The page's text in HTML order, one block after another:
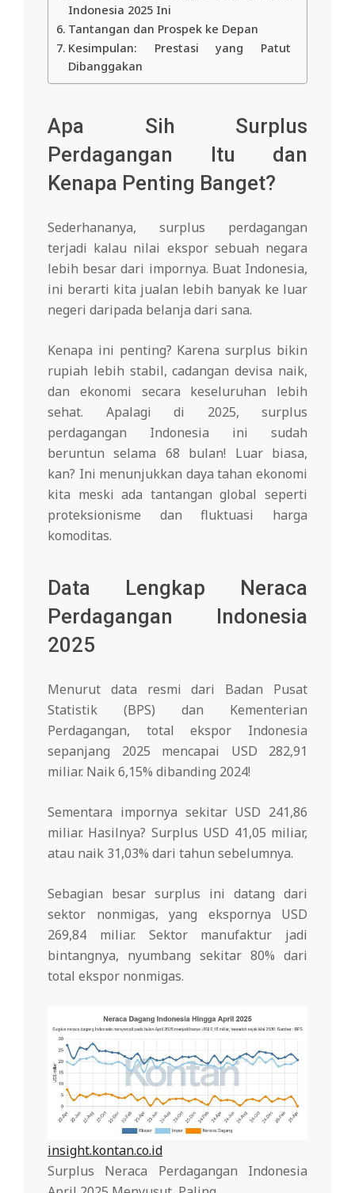
Indonesia 2025 Ini
Tantangan dan Prospek ke Depan
Kesimpulan: Prestasi yang Patut
Dibanggakan
Apa Sih Surplus
Perdagangan Itu dan
Kenapa Penting Banget?
Sederhananya, surplus perdagangan
terjadi kalau nilai ekspor sebuah negara
lebih besar dari impornya. Buat Indonesia,
ini berarti kita jualan lebih banyak ke luar
negeri daripada belanja dari sana.
Kenapa ini penting? Karena surplus bikin
rupiah lebih stabil, cadangan devisa naik,
dan ekonomi secara keseluruhan lebih
sehat. Apalagi di 2025, surplus
perdagangan Indonesia ini sudah
beruntun selama 68 bulan! Luar biasa,
kan? Ini menunjukkan daya tahan ekonomi
kita meski ada tantangan global seperti
proteksionisme dan fluktuasi harga
komoditas.
Data Lengkap Neraca
Perdagangan Indonesia
2025
Menurut data resmi dari Badan Pusat
Statistik (BPS) dan Kementerian
Perdagangan, total ekspor Indonesia
sepanjang 2025 mencapai USD 282,91
miliar. Naik 6,15% dibanding 2024!
Sementara impornya sekitar USD 241,86
miliar. Hasilnya? Surplus USD 41,05 miliar,
atau naik 31,03% dari tahun sebelumnya.
Sebagian besar surplus ini datang dari
sektor nonmigas, yang ekspornya USD
269,84 miliar. Sektor manufaktur jadi
bintangnya, nyumbang sekitar 80% dari
total ekspor nonmigas.
insight.kontan.co.id
Surplus Neraca Perdagangan Indonesia